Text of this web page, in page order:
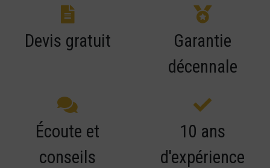
Devis gratuit
Garantie
décennale
Écoute et
conseils
10 ans
d'expérience